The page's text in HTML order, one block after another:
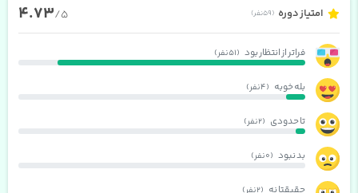
امتیاز دوره (59 نفر) 4.73/5
فراتر از انتظار بود (51 نفر)
بله خوبه (4 نفر)
تا حدودی (2 نفر)
بد نبود (0 نفر)
حقیقتا نه